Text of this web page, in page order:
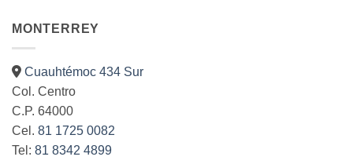
MONTERREY
Cuauhtémoc 434 Sur
Col. Centro
C.P. 64000
Cel. 81 1725 0082
Tel: 81 8342 4899